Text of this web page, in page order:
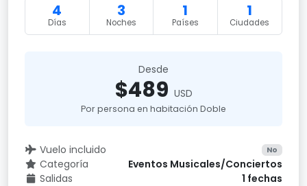
4
Días
3
Noches
1
Países
1
Ciudades
Desde
$489 USD
Por persona en habitación Doble
Vuelo incluido No
Categoría
Eventos Musicales/Conciertos
Salidas
1 fechas